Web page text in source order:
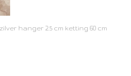
hanger 2.5 cm ketting 60 cm